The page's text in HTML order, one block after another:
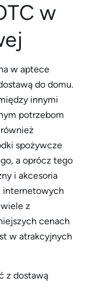
w
w aptece
do domu.
innymi
potrzebom
spożywcze
a oprócz tego
i akcesoria
internetowych
z
cenach
w atrakcyjnych
z dostawą